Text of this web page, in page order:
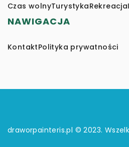
Czas wolnyTurystykaRekreacja
NAWIGACJA
KontaktPolityka prywatności
draworpainteris.pl © 2023.